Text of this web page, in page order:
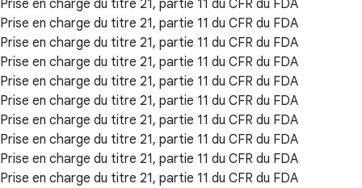
Prise en charge du titre 21, partie 11 du CFR du FDA
Prise en charge du titre 21, partie 11 du CFR du FDA
Prise en charge du titre 21, partie 11 du CFR du FDA
Prise en charge du titre 21, partie 11 du CFR du FDA
Prise en charge du titre 21, partie 11 du CFR du FDA
Prise en charge du titre 21, partie 11 du CFR du FDA
Prise en charge du titre 21, partie 11 du CFR du FDA
Prise en charge du titre 21, partie 11 du CFR du FDA
Prise en charge du titre 21, partie 11 du CFR du FDA
Prise en charge du titre 21, partie 11 du CFR du FDA